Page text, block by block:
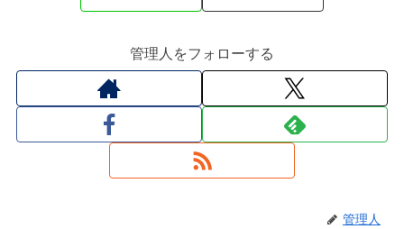
管理人をフォローする
管理人